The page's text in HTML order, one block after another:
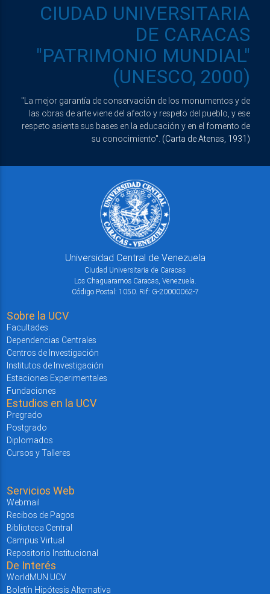
CIUDAD UNIVERSITARIA
DE CARACAS
"PATRIMONIO MUNDIAL"
(UNESCO, 2000)
"La mejor garantía de conservación de los monumentos y de
las obras de arte viene del afecto y respeto del pueblo, y ese
respeto asienta sus bases en la educación y en el fomento de
su conocimiento". (Carta de Atenas, 1931)
Universidad Central de Venezuela
Ciudad Universitaria de Caracas
Los Chaguaramos Caracas, Venezuela.
Código Postal: 1050. Rif: G-20000062-7
Sobre la UCV
Facultades
Dependencias Centrales
Centros de Investigación
Institutos de Investigación
Estaciones Experimentales
Fundaciones
Estudios en la UCV
Pregrado
Postgrado
Diplomados
Cursos y Talleres
Servicios Web
Webmail
Recibos de Pagos
Biblioteca Central
Campus Virtual
Repositorio Institucional
De Interés
WorldMUN UCV
Boletín Hipótesis Alternativa